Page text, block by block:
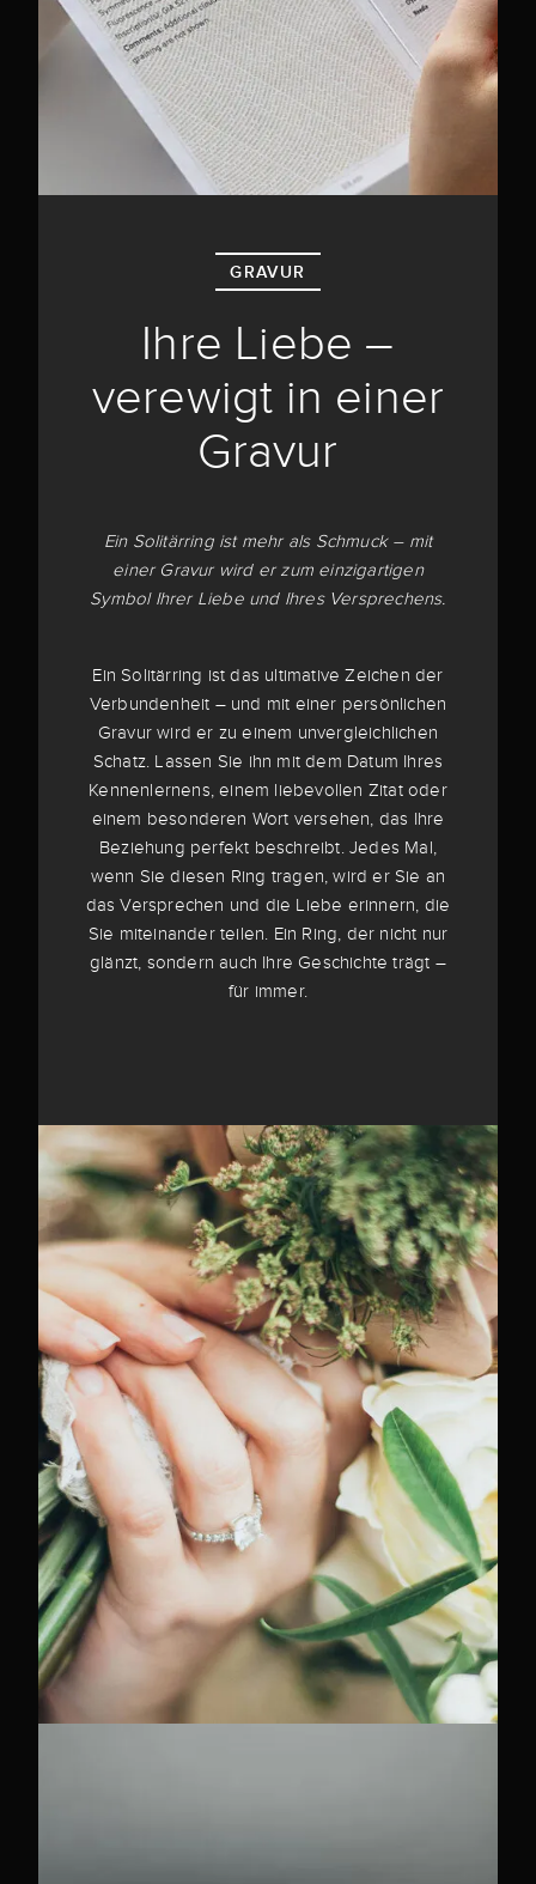
GRAVUR
Ihre Liebe –
verewigt in einer
Gravur
Ein Solitärring ist mehr als Schmuck – mit
einer Gravur wird er zum einzigartigen
Symbol Ihrer Liebe und Ihres Versprechens.
Ein Solitärring ist das ultimative Zeichen der
Verbundenheit – und mit einer persönlichen
Gravur wird er zu einem unvergleichlichen
Schatz. Lassen Sie ihn mit dem Datum Ihres
Kennenlernens, einem liebevollen Zitat oder
einem besonderen Wort versehen, das Ihre
Beziehung perfekt beschreibt. Jedes Mal,
wenn Sie diesen Ring tragen, wird er Sie an
das Versprechen und die Liebe erinnern, die
Sie miteinander teilen. Ein Ring, der nicht nur
glänzt, sondern auch Ihre Geschichte trägt –
für immer.